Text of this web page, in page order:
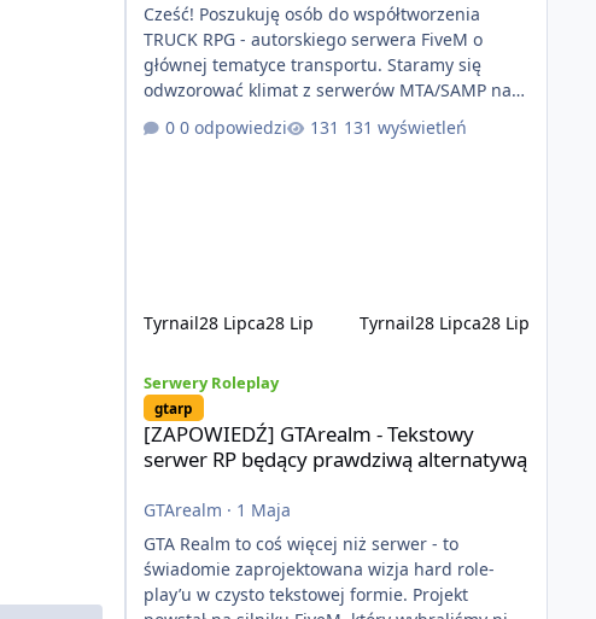
Cześć! Poszukuję osób do współtworzenia
TRUCK RPG - autorskiego serwera FiveM o
głównej tematyce transportu. Staramy się
odwzorować klimat z serwerów MTA/SAMP na
platformie FIveM. Oczywiście nie zabraknie
kontentu dla graczy którzy chcą robić coś
0 odpowiedzi 131 wyświetleń
Tyrnail28 Lipca28 Lip Tyrnail28 Lipca28 Lip
Serwery Roleplay
gtarp
[ZAPOWIEDŹ] GTArealm - Tekstowy
serwer RP będący prawdziwą alternatywą
GTArealm · 1 Maja
GTA Realm to coś więcej niż serwer - to
świadomie zaprojektowana wizja hard role-
play’u w czysto tekstowej formie. Projekt